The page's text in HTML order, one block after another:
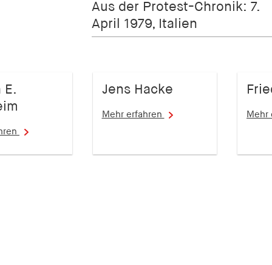
Aus der Protest-Chronik: 7.
April 1979, Italien
E.
Jens Hacke
Mehr erfahren Mehr